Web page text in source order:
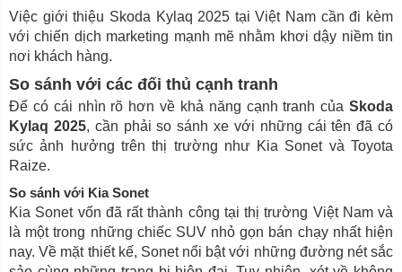
Việc giới thiệu Skoda Kylaq 2025 tại Việt Nam cần đi kèm
với chiến dịch marketing mạnh mẽ nhằm khơi dậy niềm tin
nơi khách hàng.
So sánh với các đối thủ cạnh tranh
Để có cái nhìn rõ hơn về khả năng cạnh tranh của Skoda
Kylaq 2025, cần phải so sánh xe với những cái tên đã có
sức ảnh hưởng trên thị trường như Kia Sonet và Toyota
Raize.
So sánh với Kia Sonet
Kia Sonet vốn đã rất thành công tại thị trường Việt Nam và
là một trong những chiếc SUV nhỏ gọn bán chạy nhất hiện
nay. Về mặt thiết kế, Sonet nổi bật với những đường nét sắc